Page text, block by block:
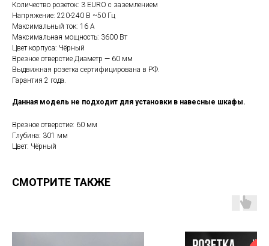
Количество розеток: 3 EURO с заземлением
Напряжение: 220-240 В ~50 Гц
Максимальный ток: 16 А
Максимальная мощность: 3600 Вт
Цвет корпуса: Чёрный
Врезное отверстие Диаметр — 60 мм
Выдвижная розетка сертифицирована в РФ.
Гарантия 2 года.
Данная модель не подходит для установки в навесные шкафы.
Врезное отверстие: 60 мм
Глубина: 301 мм
Цвет: Чёрный
СМОТРИТЕ ТАКЖЕ